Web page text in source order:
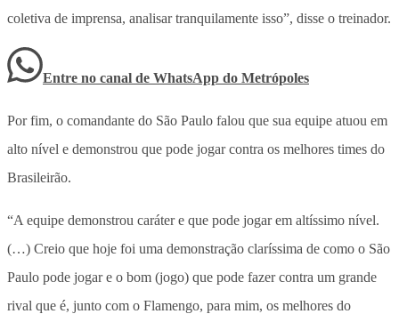
coletiva de imprensa, analisar tranquilamente isso”, disse o treinador.
Entre no canal de WhatsApp do Metrópoles
Por fim, o comandante do São Paulo falou que sua equipe atuou em
alto nível e demonstrou que pode jogar contra os melhores times do
Brasileirão.
“A equipe demonstrou caráter e que pode jogar em altíssimo nível.
(…) Creio que hoje foi uma demonstração claríssima de como o São
Paulo pode jogar e o bom (jogo) que pode fazer contra um grande
rival que é, junto com o Flamengo, para mim, os melhores do